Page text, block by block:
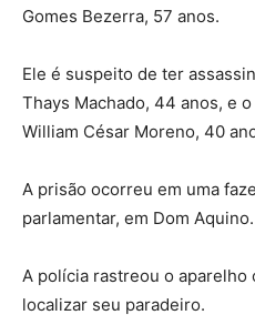
Gomes Bezerra, 57 anos.
Ele é suspeito de ter
Thays Machado, 44 anos, e
William César Moreno, 40
A prisão ocorreu em uma
parlamentar, em Dom Aquino.
A polícia rastreou o
localizar seu paradeiro.